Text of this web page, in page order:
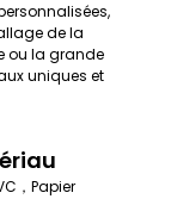
de la
ou la grande
uniques et
，Papier